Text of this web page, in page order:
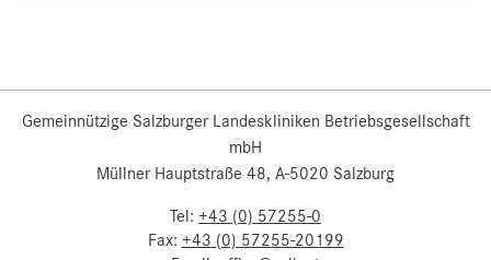
Gemeinnützige Salzburger Landeskliniken Betriebsgesellschaft
mbH
Müllner Hauptstraße 48, A-5020 Salzburg
Tel: +43 (0) 57255-0
Fax: +43 (0) 57255-20199